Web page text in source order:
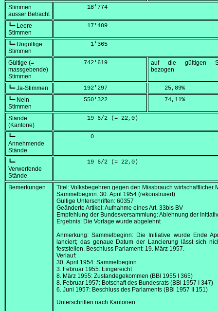
Stimmen
ausser Betracht
         18'774
┗━ Leere
Stimmen
         17'409
┗━ Ungültige
Stimmen
          1'365
Gültige (=
massgebende)
Stimmen
        742'619
auf die gültigen
bezogen
┗━ Ja-Stimmen
        192'297
    25,89
%
┗━ Nein-
Stimmen
        550'322
    74,11
%
Stände
(Kantone)
         19 6/2 (=
22,0 )
┗━
Annehmende
Stände
          0
┗━
Verwerfende
Stände
         19 6/2 (=
22,0 )
Bemerkungen
Titel: Volksbegehren gegen den Missbrauch wirtschaftlicher
Sammelbeginn: 30. April 1954 (rekonstruiert)
Gültige Unterschriften: 60357
Geänderte Artikel: Aufnahme eines Art. 33bis BV
Empfehlung der Bundesversammlung: Ablehnung der
Ergebnis: Die Vorlage wurde abgelehnt
Anmerkung: Sammelbeginn: Die Initiative wurde Ende
lanciert; das genaue Datum der Lancierung lässt sich
feststellen. Beschluss Parlament: 19. März 1957.
Verlauf:
30. April 1954: Sammelbeginn
3. Februar 1955: Eingereicht
8. März 1955: Zustandegekommen (BBl 1955 I 365)
8. Februar 1957: Botschaft des Bundesrats (BBl 1957 I 347)
6. Juni 1957: Beschluss des Parlaments (BBl 1957 II 151)
Unterschriften nach Kantonen